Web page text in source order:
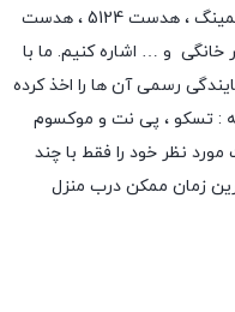
، هدست 5124 ، هدست
خانگی و … اشاره کنیم. ما با
رسمی آن ها را اخذ کرده
: تسکو ، پی نت و موکسوم
نظر خود را فقط با چند
زمان ممکن درب منزل